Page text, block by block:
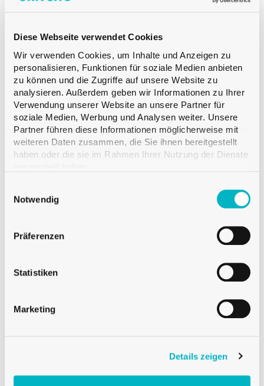
Diese Webseite verwendet Cookies
Wir verwenden Cookies, um Inhalte und Anzeigen zu
personalisieren, Funktionen für soziale Medien anbieten
zu können und die Zugriffe auf unsere Website zu
analysieren. Außerdem geben wir Informationen zu Ihrer
Verwendung unserer Website an unsere Partner für
soziale Medien, Werbung und Analysen weiter. Unsere
Partner führen diese Informationen möglicherweise mit
weiteren Daten zusammen, die Sie ihnen bereitgestellt
haben oder die sie im Rahmen Ihrer Nutzung der Dienste
Notwendig
Präferenzen
Statistiken
Marketing
Details zeigen
Farbe
Antik
Gewicht
350 g
Höhe
261.5 mm
Durchmesser
62.4 mm
Menge pro Palette
CFF 1’036
Muster hinzufügen
Verfügbar
markanten Schultern. Diese Weinflasche besitzt einen
BVS 30H60 Schraubverschluss und ist in verschiedenen